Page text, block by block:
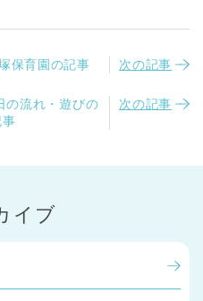
保育園の記事 次の記事
の流れ・遊びの
事
次の記事
カイブ